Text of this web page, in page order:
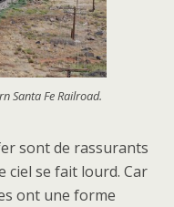
Santa Fe Railroad.
sont de rassurants
ciel se fait lourd. Car
ont une forme